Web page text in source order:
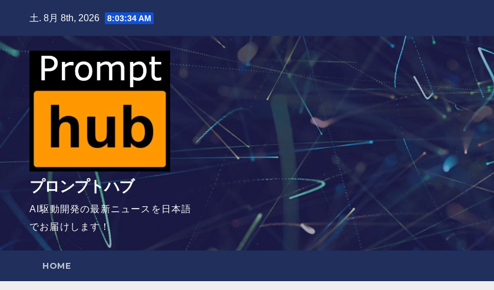
content
土. 8月 8th, 2026 8:03:35 AM
プロンプトハブ
AI駆動開発の最新ニュースを日本語
でお届けします！
HOME